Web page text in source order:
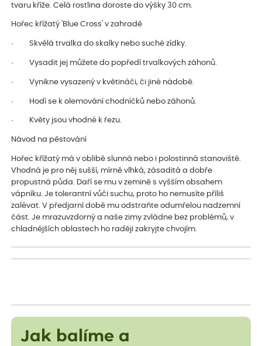
tvaru kříže. Celá rostlina doroste do výšky 30 cm.
Hořec křížatý 'Blue Cross' v zahradě
· Skvělá trvalka do skalky nebo suché zídky.
· Vysadit jej můžete do popředí trvalkových záhonů.
· Vynikne vysazený v květináči, či jiné nádobě.
· Hodí se k olemování chodníčků nebo záhonů.
· Květy jsou vhodné k řezu.
Návod na pěstování
Hořec křížatý má v oblibě slunná nebo i polostinná stanoviště.
Vhodná je pro něj sušší, mírně vlhká, zásaditá a dobře
propustná půda. Daří se mu v zemině s vyšším obsahem
vápníku. Je tolerantní vůči suchu, proto ho nemusíte příliš
zalévat. V předjarní době mu odstraňte odumřelou nadzemní
část. Je mrazuvzdorný a naše zimy zvládne bez problémů, v
chladnějších oblastech ho raději zakryjte chvojím.
Jak balíme a